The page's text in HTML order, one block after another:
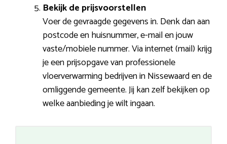
Bekijk de prijsvoorstellen
Voer de gevraagde gegevens in. Denk dan aan
postcode en huisnummer, e-mail en jouw
vaste/mobiele nummer. Via internet (mail) krijg
je een prijsopgave van professionele
vloerverwarming bedrijven in Nissewaard en de
omliggende gemeente. Jij kan zelf bekijken op
welke aanbieding je wilt ingaan.